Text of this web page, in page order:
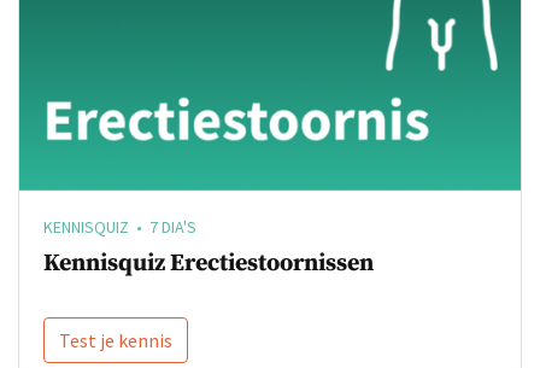
KENNISQUIZ • 7 DIA'S
Kennisquiz Erectiestoornissen
Test je kennis